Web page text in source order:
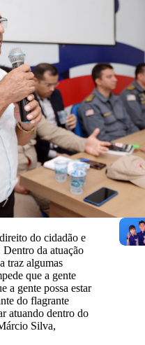
do cidadão e
Dentro da atuação
traz algumas
que a gente
a gente possa estar
do flagrante
atuando dentro do
Silva,